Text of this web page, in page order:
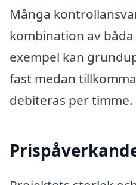
Många
kombination av
exempel kan
fast medan
debiteras per timme.